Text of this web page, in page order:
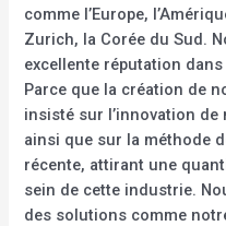
comme l’Europe,
Zurich, la Corée du Sud.
excellente réputation
Parce que la création de
insisté sur l’innovation
ainsi que sur la méthode
récente, attirant une
sein de cette industrie.
des solutions comme